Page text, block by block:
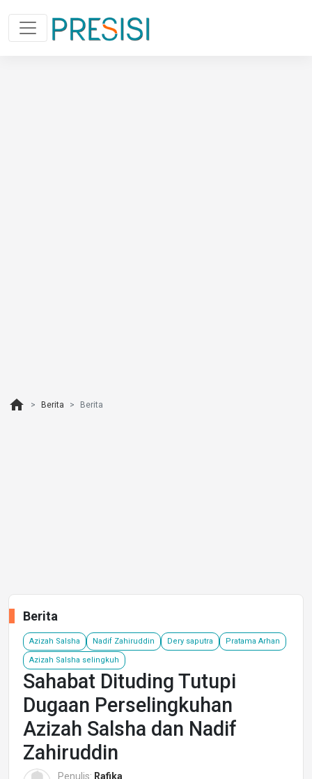
home Berita Berita
Berita
Azizah Salsha Nadif Zahiruddin Dery saputra Pratama Arhan
Azizah Salsha selingkuh
Sahabat Dituding Tutupi
Dugaan Perselingkuhan
Azizah Salsha dan Nadif
Zahiruddin
Penulis: Rafika